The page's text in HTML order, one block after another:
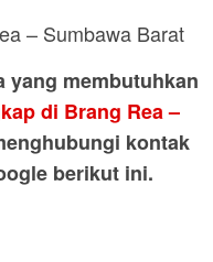
yang membutuhkan
di Brang Rea –
kontak
berikut ini.